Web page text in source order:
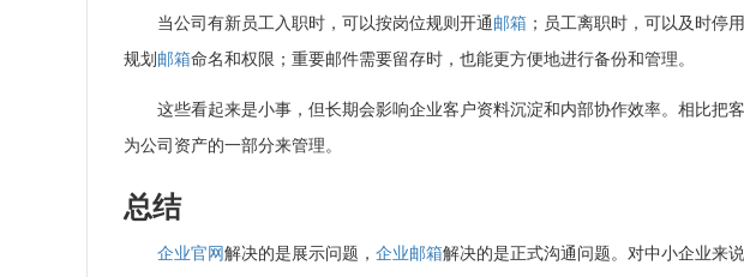
当公司有新员工入职时，可以按岗位规则开通 邮箱 ；员工离职时，可以及时停
规划 邮箱命名和权限；重要邮件需要留存时，也能更方便地进行备份和管理。
这些看起来是小事，但长期会影响企业客户资料沉淀和内部协作效率。相比把
为公司资产的一部分来管理。
总结
企业官网 解决的是展示问题， 企业邮箱解决的是正式沟通问题。对中小企业来